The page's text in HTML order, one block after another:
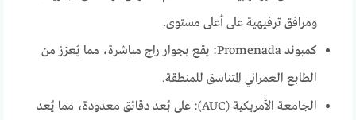
ومرافق ترفيهية على أعلى مستوى.
كمبوند Promenada: يقع بجوار راج مباشرة، مما يُعزز من
الطابع العمراني المتناسق للمنطقة.
الجامعة الأمريكية (AUC): على بُعد دقائق معدودة، مما يُعد